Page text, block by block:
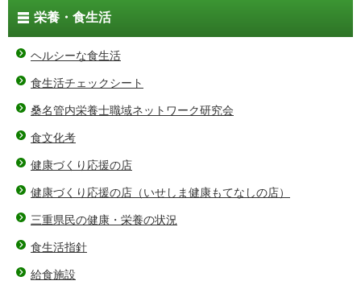
栄養・食生活
ヘルシーな食生活
食生活チェックシート
桑名管内栄養士職域ネットワーク研究会
食文化考
健康づくり応援の店
健康づくり応援の店（いせしま健康もてなしの店）
三重県民の健康・栄養の状況
食生活指針
給食施設